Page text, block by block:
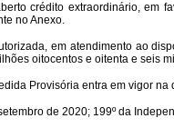
crédito extraordinário, em
no Anexo.
em atendimento ao
oitocentos e oitenta e seis
Provisória entra em vigor na
de 2020; 199º da